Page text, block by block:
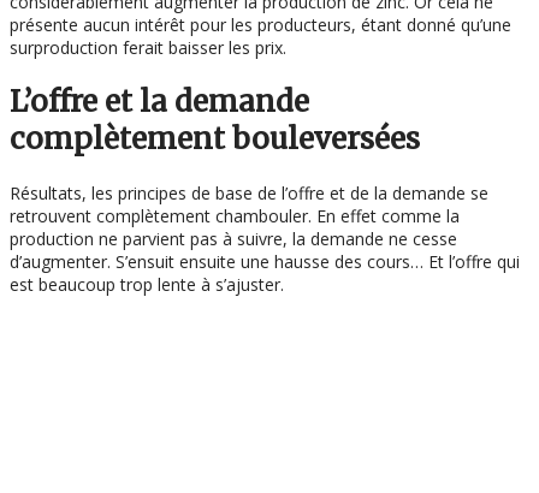
présente aucun intérêt pour les producteurs, étant donné qu’une
surproduction ferait baisser les prix.
L’offre et la demande
complètement bouleversées
Résultats, les principes de base de l’offre et de la demande se
retrouvent complètement chambouler. En effet comme la
production ne parvient pas à suivre, la demande ne cesse
d’augmenter. S’ensuit ensuite une hausse des cours… Et l’offre qui
est beaucoup trop lente à s’ajuster.